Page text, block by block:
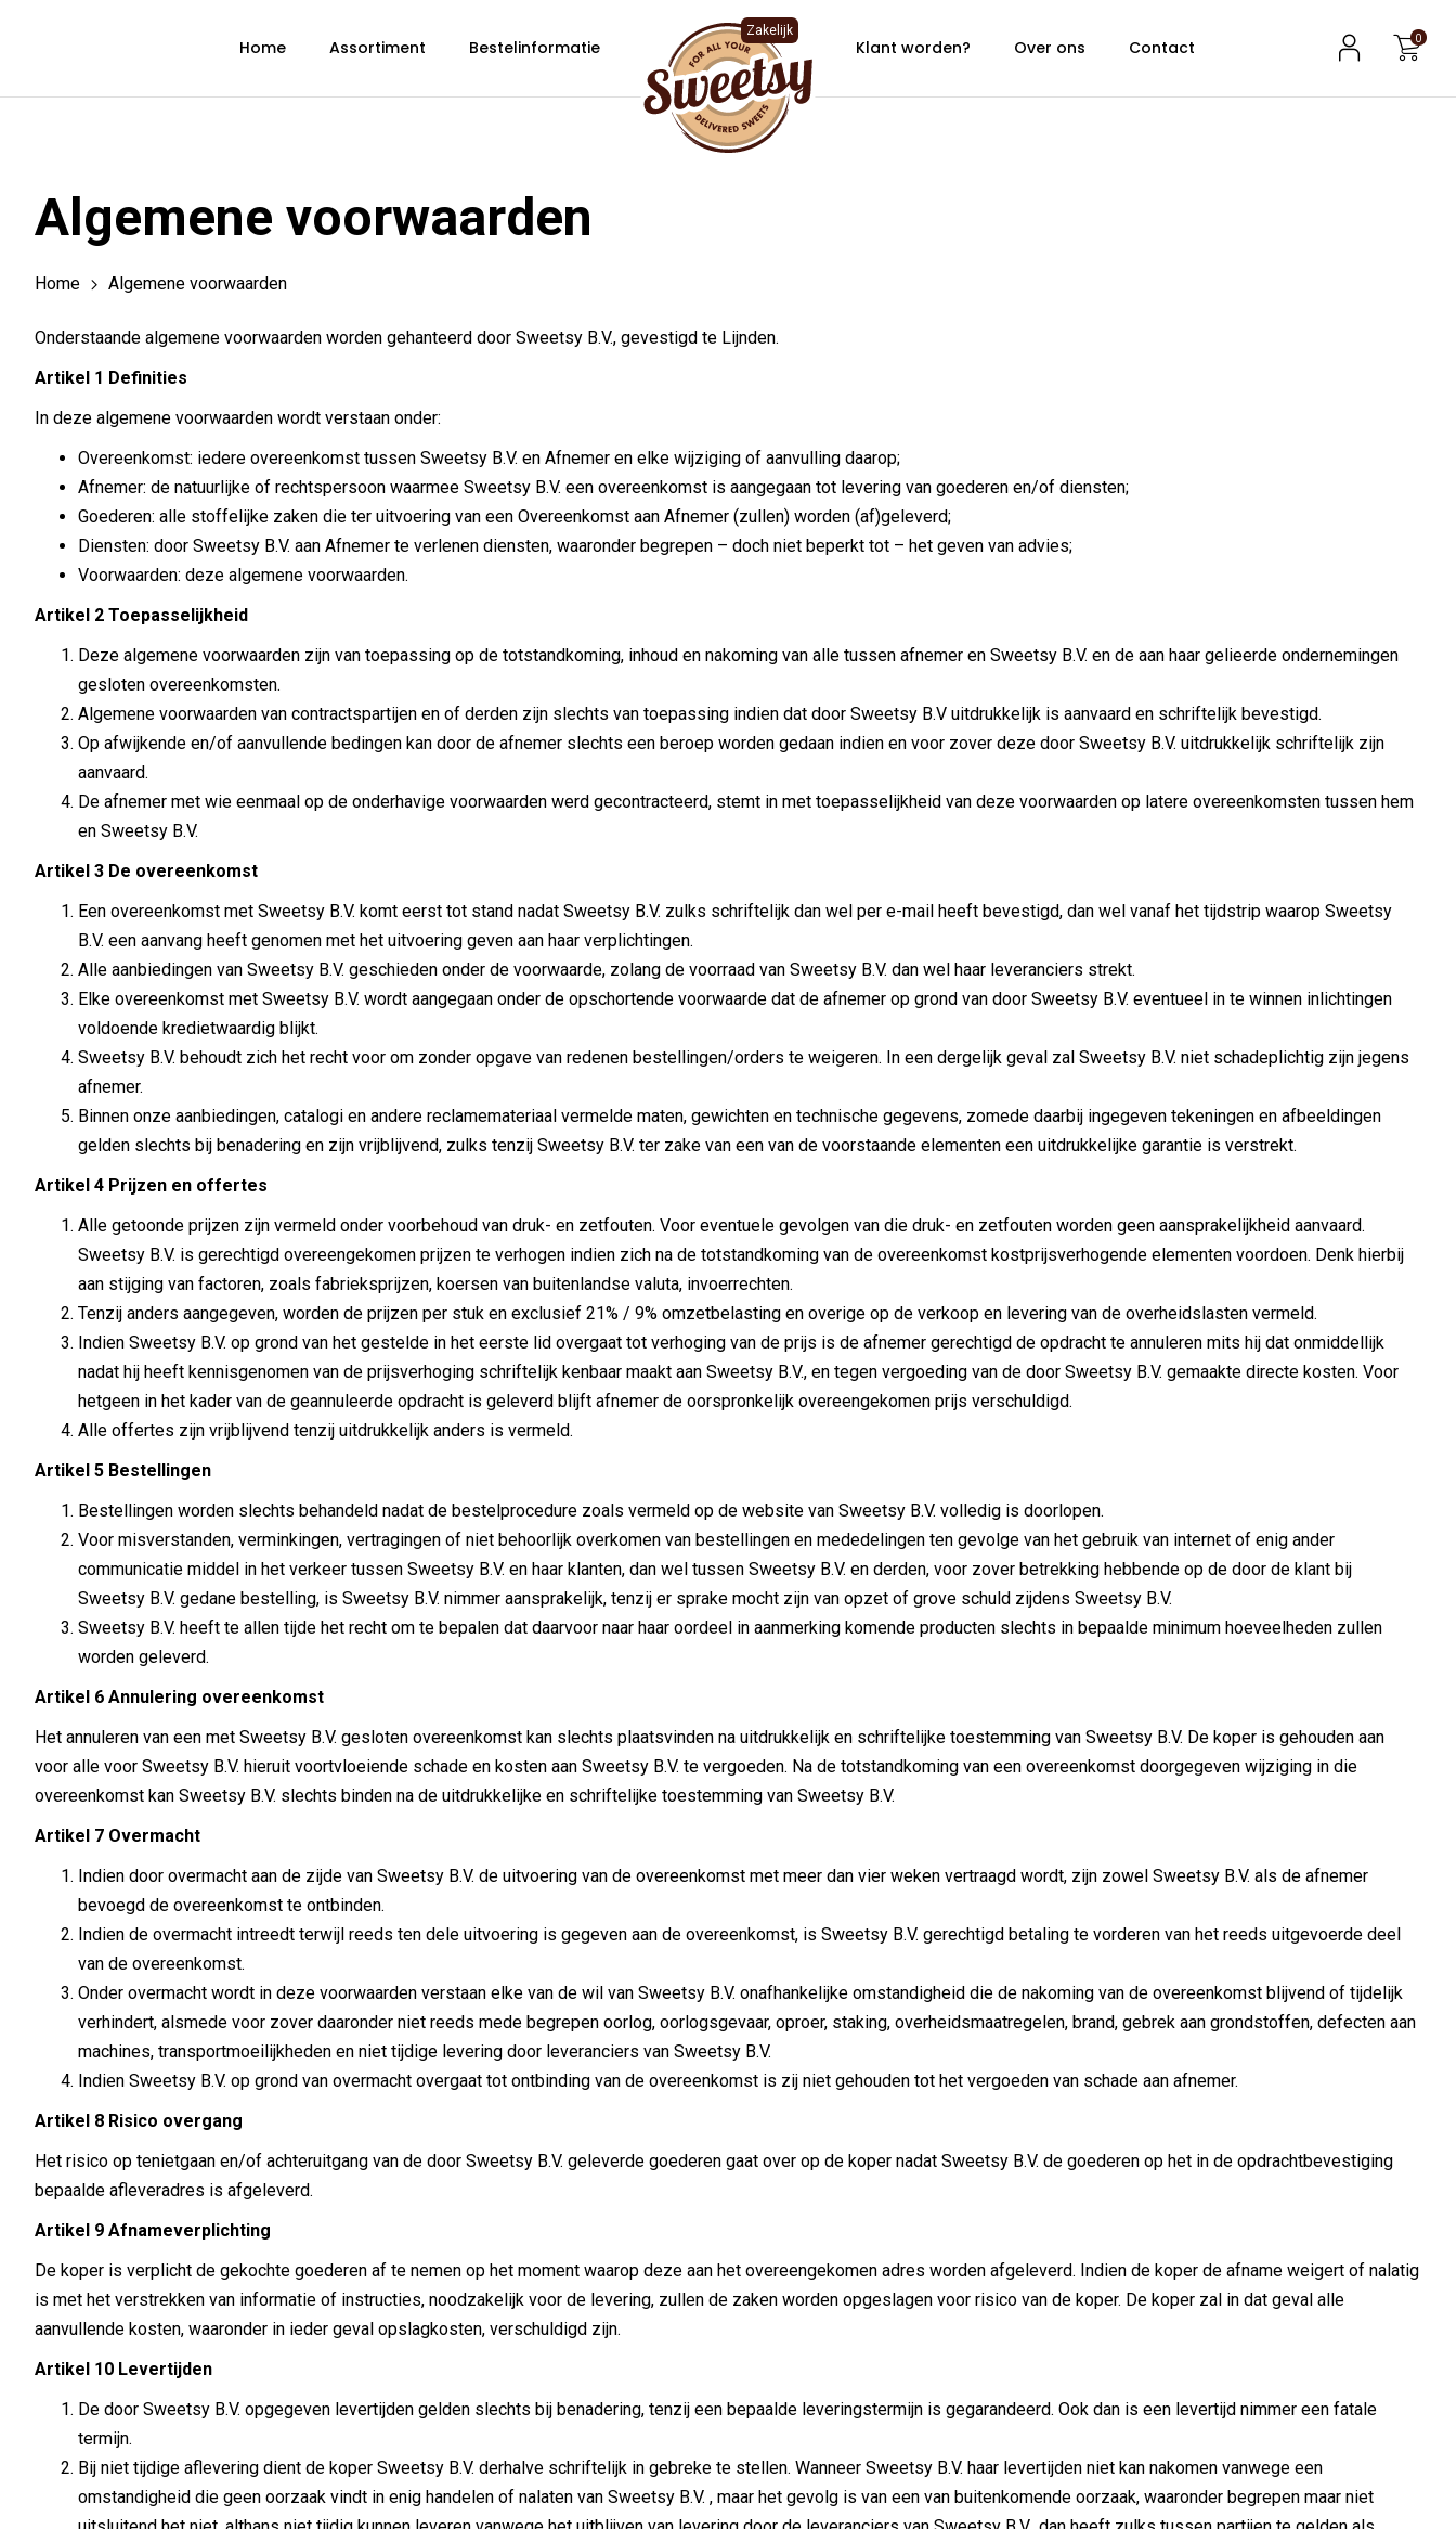
Home Assortiment Bestelinformatie
Zakelijk
Klant worden? Over ons Contact 0
Algemene voorwaarden
Home Algemene voorwaarden
Onderstaande algemene voorwaarden worden gehanteerd door Sweetsy B.V., gevestigd te Lijnden.
Artikel 1 Definities
In deze algemene voorwaarden wordt verstaan onder:
Overeenkomst: iedere overeenkomst tussen Sweetsy B.V. en Afnemer en elke wijziging of aanvulling daarop;
Afnemer: de natuurlijke of rechtspersoon waarmee Sweetsy B.V. een overeenkomst is aangegaan tot levering van goederen en/of diensten;
Goederen: alle stoffelijke zaken die ter uitvoering van een Overeenkomst aan Afnemer (zullen) worden (af)geleverd;
Diensten: door Sweetsy B.V. aan Afnemer te verlenen diensten, waaronder begrepen – doch niet beperkt tot – het geven van advies;
Voorwaarden: deze algemene voorwaarden.
Artikel 2 Toepasselijkheid
Deze algemene voorwaarden zijn van toepassing op de totstandkoming, inhoud en nakoming van alle tussen afnemer en Sweetsy B.V. en de aan haar gelieerde ondernemingen
gesloten overeenkomsten.
Algemene voorwaarden van contractspartijen en of derden zijn slechts van toepassing indien dat door Sweetsy B.V uitdrukkelijk is aanvaard en schriftelijk bevestigd.
Op afwijkende en/of aanvullende bedingen kan door de afnemer slechts een beroep worden gedaan indien en voor zover deze door Sweetsy B.V. uitdrukkelijk schriftelijk zijn
aanvaard.
De afnemer met wie eenmaal op de onderhavige voorwaarden werd gecontracteerd, stemt in met toepasselijkheid van deze voorwaarden op latere overeenkomsten tussen hem
en Sweetsy B.V.
Artikel 3 De overeenkomst
Een overeenkomst met Sweetsy B.V. komt eerst tot stand nadat Sweetsy B.V. zulks schriftelijk dan wel per e-mail heeft bevestigd, dan wel vanaf het tijdstrip waarop Sweetsy
B.V. een aanvang heeft genomen met het uitvoering geven aan haar verplichtingen.
Alle aanbiedingen van Sweetsy B.V. geschieden onder de voorwaarde, zolang de voorraad van Sweetsy B.V. dan wel haar leveranciers strekt.
Elke overeenkomst met Sweetsy B.V. wordt aangegaan onder de opschortende voorwaarde dat de afnemer op grond van door Sweetsy B.V. eventueel in te winnen inlichtingen
voldoende kredietwaardig blijkt.
Sweetsy B.V. behoudt zich het recht voor om zonder opgave van redenen bestellingen/orders te weigeren. In een dergelijk geval zal Sweetsy B.V. niet schadeplichtig zijn jegens
afnemer.
Binnen onze aanbiedingen, catalogi en andere reclamemateriaal vermelde maten, gewichten en technische gegevens, zomede daarbij ingegeven tekeningen en afbeeldingen
gelden slechts bij benadering en zijn vrijblijvend, zulks tenzij Sweetsy B.V. ter zake van een van de voorstaande elementen een uitdrukkelijke garantie is verstrekt.
Artikel 4 Prijzen en offertes
Alle getoonde prijzen zijn vermeld onder voorbehoud van druk- en zetfouten. Voor eventuele gevolgen van die druk- en zetfouten worden geen aansprakelijkheid aanvaard.
Sweetsy B.V. is gerechtigd overeengekomen prijzen te verhogen indien zich na de totstandkoming van de overeenkomst kostprijsverhogende elementen voordoen. Denk hierbij
aan stijging van factoren, zoals fabrieksprijzen, koersen van buitenlandse valuta, invoerrechten.
Tenzij anders aangegeven, worden de prijzen per stuk en exclusief 21% / 9% omzetbelasting en overige op de verkoop en levering van de overheidslasten vermeld.
Indien Sweetsy B.V. op grond van het gestelde in het eerste lid overgaat tot verhoging van de prijs is de afnemer gerechtigd de opdracht te annuleren mits hij dat onmiddellijk
nadat hij heeft kennisgenomen van de prijsverhoging schriftelijk kenbaar maakt aan Sweetsy B.V., en tegen vergoeding van de door Sweetsy B.V. gemaakte directe kosten. Voor
hetgeen in het kader van de geannuleerde opdracht is geleverd blijft afnemer de oorspronkelijk overeengekomen prijs verschuldigd.
Alle offertes zijn vrijblijvend tenzij uitdrukkelijk anders is vermeld.
Artikel 5 Bestellingen
Bestellingen worden slechts behandeld nadat de bestelprocedure zoals vermeld op de website van Sweetsy B.V. volledig is doorlopen.
Voor misverstanden, verminkingen, vertragingen of niet behoorlijk overkomen van bestellingen en mededelingen ten gevolge van het gebruik van internet of enig ander
communicatie middel in het verkeer tussen Sweetsy B.V. en haar klanten, dan wel tussen Sweetsy B.V. en derden, voor zover betrekking hebbende op de door de klant bij
Sweetsy B.V. gedane bestelling, is Sweetsy B.V. nimmer aansprakelijk, tenzij er sprake mocht zijn van opzet of grove schuld zijdens Sweetsy B.V.
Sweetsy B.V. heeft te allen tijde het recht om te bepalen dat daarvoor naar haar oordeel in aanmerking komende producten slechts in bepaalde minimum hoeveelheden zullen
worden geleverd.
Artikel 6 Annulering overeenkomst
Het annuleren van een met Sweetsy B.V. gesloten overeenkomst kan slechts plaatsvinden na uitdrukkelijk en schriftelijke toestemming van Sweetsy B.V. De koper is gehouden aan
voor alle voor Sweetsy B.V. hieruit voortvloeiende schade en kosten aan Sweetsy B.V. te vergoeden. Na de totstandkoming van een overeenkomst doorgegeven wijziging in die
overeenkomst kan Sweetsy B.V. slechts binden na de uitdrukkelijke en schriftelijke toestemming van Sweetsy B.V.
Artikel 7 Overmacht
Indien door overmacht aan de zijde van Sweetsy B.V. de uitvoering van de overeenkomst met meer dan vier weken vertraagd wordt, zijn zowel Sweetsy B.V. als de afnemer
bevoegd de overeenkomst te ontbinden.
Indien de overmacht intreedt terwijl reeds ten dele uitvoering is gegeven aan de overeenkomst, is Sweetsy B.V. gerechtigd betaling te vorderen van het reeds uitgevoerde deel
van de overeenkomst.
Onder overmacht wordt in deze voorwaarden verstaan elke van de wil van Sweetsy B.V. onafhankelijke omstandigheid die de nakoming van de overeenkomst blijvend of tijdelijk
verhindert, alsmede voor zover daaronder niet reeds mede begrepen oorlog, oorlogsgevaar, oproer, staking, overheidsmaatregelen, brand, gebrek aan grondstoffen, defecten aan
machines, transportmoeilijkheden en niet tijdige levering door leveranciers van Sweetsy B.V.
Indien Sweetsy B.V. op grond van overmacht overgaat tot ontbinding van de overeenkomst is zij niet gehouden tot het vergoeden van schade aan afnemer.
Artikel 8 Risico overgang
Het risico op tenietgaan en/of achteruitgang van de door Sweetsy B.V. geleverde goederen gaat over op de koper nadat Sweetsy B.V. de goederen op het in de opdrachtbevestiging
bepaalde afleveradres is afgeleverd.
Artikel 9 Afnameverplichting
De koper is verplicht de gekochte goederen af te nemen op het moment waarop deze aan het overeengekomen adres worden afgeleverd. Indien de koper de afname weigert of nalatig
is met het verstrekken van informatie of instructies, noodzakelijk voor de levering, zullen de zaken worden opgeslagen voor risico van de koper. De koper zal in dat geval alle
aanvullende kosten, waaronder in ieder geval opslagkosten, verschuldigd zijn.
Artikel 10 Levertijden
De door Sweetsy B.V. opgegeven levertijden gelden slechts bij benadering, tenzij een bepaalde leveringstermijn is gegarandeerd. Ook dan is een levertijd nimmer een fatale
termijn.
Bij niet tijdige aflevering dient de koper Sweetsy B.V. derhalve schriftelijk in gebreke te stellen. Wanneer Sweetsy B.V. haar levertijden niet kan nakomen vanwege een
omstandigheid die geen oorzaak vindt in enig handelen of nalaten van Sweetsy B.V. , maar het gevolg is van een van buitenkomende oorzaak, waaronder begrepen maar niet